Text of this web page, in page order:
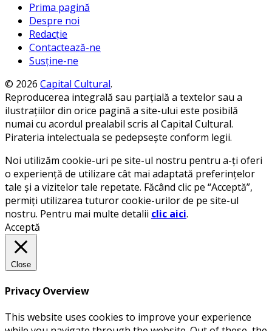
Prima pagină
Despre noi
Redacție
Contactează-ne
Susține-ne
© 2026 Capital Cultural.
Reproducerea integrală sau parțială a textelor sau a
ilustrațiilor din orice pagină a site-ului este posibilă
numai cu acordul prealabil scris al Capital Cultural.
Pirateria intelectuala se pedepsește conform legii.
Noi utilizăm cookie-uri pe site-ul nostru pentru a-ți oferi
o experiență de utilizare cât mai adaptată preferințelor
tale și a vizitelor tale repetate. Făcând clic pe “Acceptă”,
permiți utilizarea tuturor cookie-urilor de pe site-ul
nostru. Pentru mai multe detalii clic aici.
Acceptă
Close
Privacy Overview
This website uses cookies to improve your experience